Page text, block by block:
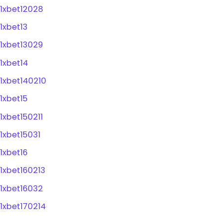
1xbet12028
1xbet13
1xbet13029
1xbet14
1xbet140210
1xbet15
1xbet150211
1xbet15031
1xbet16
1xbet160213
1xbet16032
1xbet170214